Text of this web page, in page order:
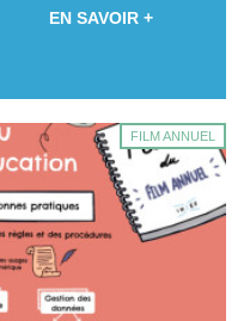
EN SAVOIR +
FILM ANNUEL